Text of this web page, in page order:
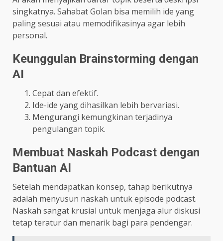
singkatnya. Sahabat Golan bisa memilih ide yang
paling sesuai atau memodifikasinya agar lebih
personal.
Keunggulan Brainstorming dengan
AI
Cepat dan efektif.
Ide-ide yang dihasilkan lebih bervariasi.
Mengurangi kemungkinan terjadinya
pengulangan topik.
Membuat Naskah Podcast dengan
Bantuan AI
Setelah mendapatkan konsep, tahap berikutnya
adalah menyusun naskah untuk episode podcast.
Naskah sangat krusial untuk menjaga alur diskusi
tetap teratur dan menarik bagi para pendengar.